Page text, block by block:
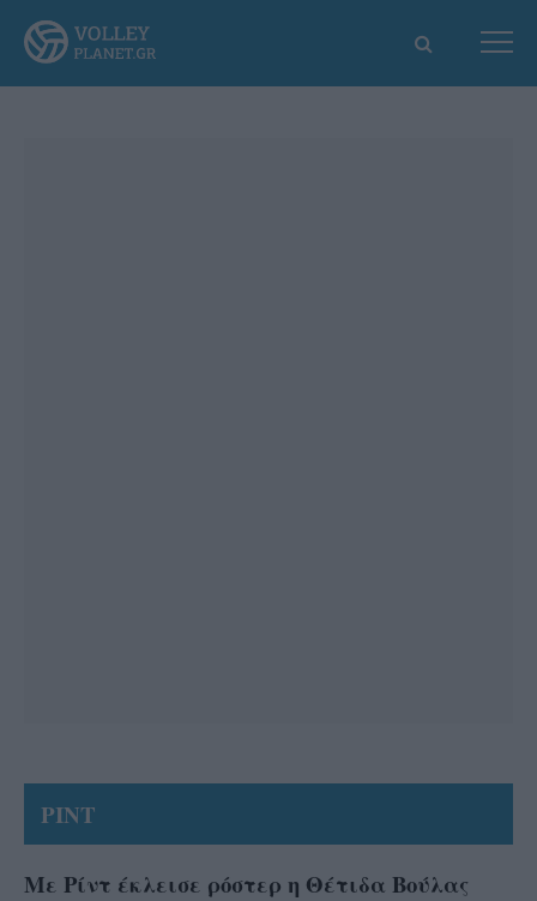
ΡΙΝΤ
Με Ρίντ έκλεισε ρόστερ η Θέτιδα Βούλας